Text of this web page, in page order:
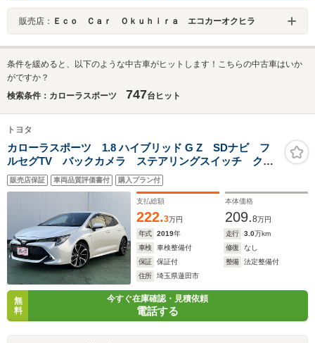
販売店： Ｅｃｏ Ｃａｒ Ｏｋｕｈｉｒａ エコカーオクヒラ
条件を緩めると、以下のような中古車がヒットします！こちらの中古車はいか
がですか？
検索条件：カローラスポーツ
747台ヒット
トヨタ
カローラスポーツ 1.8 ハイブリッド G Z SDナビ フ
ルセグTV バックカメラ ステアリングスイッチ クル
ーズコントロール ビルトインETC プリクラッシュセ
ーフティー オートハイビーム LEDヘッドライト
LEDフォグランプ 電動パーキング
販売店保証 車両品質評価書付 購入プラン付
支払総額
222.3万円
本体価格
209.8万円
年式
2019年 走行 3.0万km
車検
車検整備付 修復
なし
保証
保証付 整備
法定整備付
住所
埼玉県蓮田市
無
料
今すぐ在庫確認・見積依頼
電話する